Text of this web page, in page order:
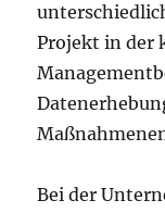
Projekt in der
Bei der